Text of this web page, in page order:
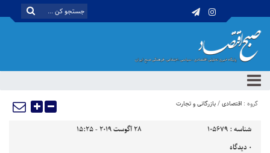
گروه : اقتصادی/بازرگانی و تجارت
شناسه : 105679
28 آگوست 2019 - 15:25
0 دیدگاه